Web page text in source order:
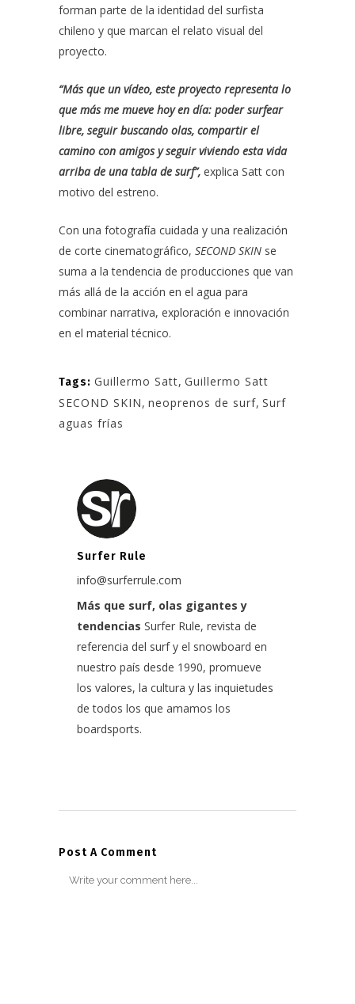
forman parte de la identidad del surfista
chileno y que marcan el relato visual del
proyecto.
“Más que un vídeo, este proyecto representa lo
que más me mueve hoy en día: poder surfear
libre, seguir buscando olas, compartir el
camino con amigos y seguir viviendo esta vida
arriba de una tabla de surf”, explica Satt con
motivo del estreno.
Con una fotografía cuidada y una realización
de corte cinematográfico, SECOND SKIN se
suma a la tendencia de producciones que van
más allá de la acción en el agua para
combinar narrativa, exploración e innovación
en el material técnico.
Tags: Guillermo Satt, Guillermo Satt
SECOND SKIN, neoprenos de surf, Surf
aguas frías
Surfer Rule
info@surferrule.com
Más que surf, olas gigantes y
tendencias Surfer Rule, revista de
referencia del surf y el snowboard en
nuestro país desde 1990, promueve
los valores, la cultura y las inquietudes
de todos los que amamos los
boardsports.
Post A Comment